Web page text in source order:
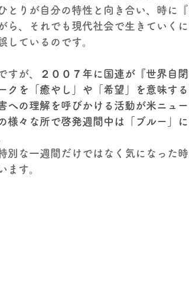
とりが自分の特性と向き合い、時に
ら、それでも現代社会で生きていく
しているのです。
すが、
２００７年に国連が『世界自
クを「癒やし」や「希望」を意味す
への理解を呼びかける活動が米ニュ
様々な所で啓発週間中は「ブルー」
別な一週間だけではなく気になった
ます。